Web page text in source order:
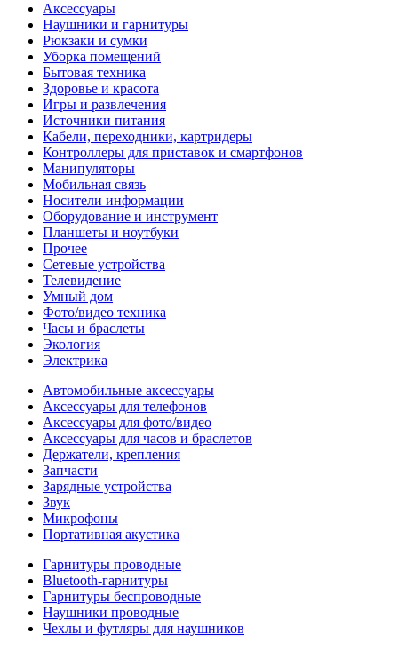
Аксессуары
Наушники и гарнитуры
Рюкзаки и сумки
Уборка помещений
Бытовая техника
Здоровье и красота
Игры и развлечения
Источники питания
Кабели, переходники, картридеры
Контроллеры для приставок и смартфонов
Манипуляторы
Мобильная связь
Носители информации
Оборудование и инструмент
Планшеты и ноутбуки
Прочее
Сетевые устройства
Телевидение
Умный дом
Фото/видео техника
Часы и браслеты
Экология
Электрика
Автомобильные аксессуары
Аксессуары для телефонов
Аксессуары для фото/видео
Аксессуары для часов и браслетов
Держатели, крепления
Запчасти
Зарядные устройства
Звук
Микрофоны
Портативная акустика
Гарнитуры проводные
Bluetooth-гарнитуры
Гарнитуры беспроводные
Наушники проводные
Чехлы и футляры для наушников